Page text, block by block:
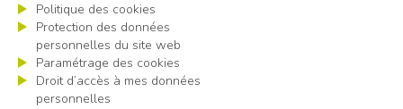
Politique des cookies
Protection des données
personnelles du site web
Paramétrage des cookies
Droit d’accès à mes données
personnelles